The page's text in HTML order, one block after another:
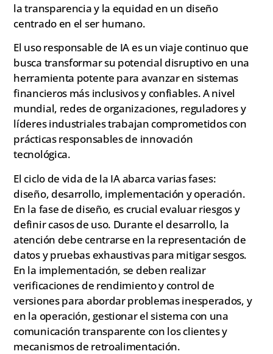
la transparencia y la equidad en un diseño
centrado en el ser humano.
El uso responsable de IA es un viaje continuo que
busca transformar su potencial disruptivo en una
herramienta potente para avanzar en sistemas
financieros más inclusivos y confiables. A nivel
mundial, redes de organizaciones, reguladores y
líderes industriales trabajan comprometidos con
prácticas responsables de innovación
tecnológica.
El ciclo de vida de la IA abarca varias fases:
diseño, desarrollo, implementación y operación.
En la fase de diseño, es crucial evaluar riesgos y
definir casos de uso. Durante el desarrollo, la
atención debe centrarse en la representación de
datos y pruebas exhaustivas para mitigar sesgos.
En la implementación, se deben realizar
verificaciones de rendimiento y control de
versiones para abordar problemas inesperados, y
en la operación, gestionar el sistema con una
comunicación transparente con los clientes y
mecanismos de retroalimentación.